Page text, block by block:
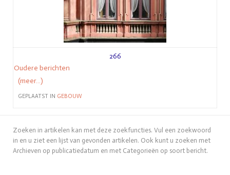
266
(meer…)
GEPLAATST IN GEBOUW
Oudere berichten
Zoeken in artikelen kan met deze zoekfuncties. Vul een zoekwoord
in en u ziet een lijst van gevonden artikelen. Ook kunt u zoeken met
Archieven op publicatiedatum en met Categorieën op soort bericht.